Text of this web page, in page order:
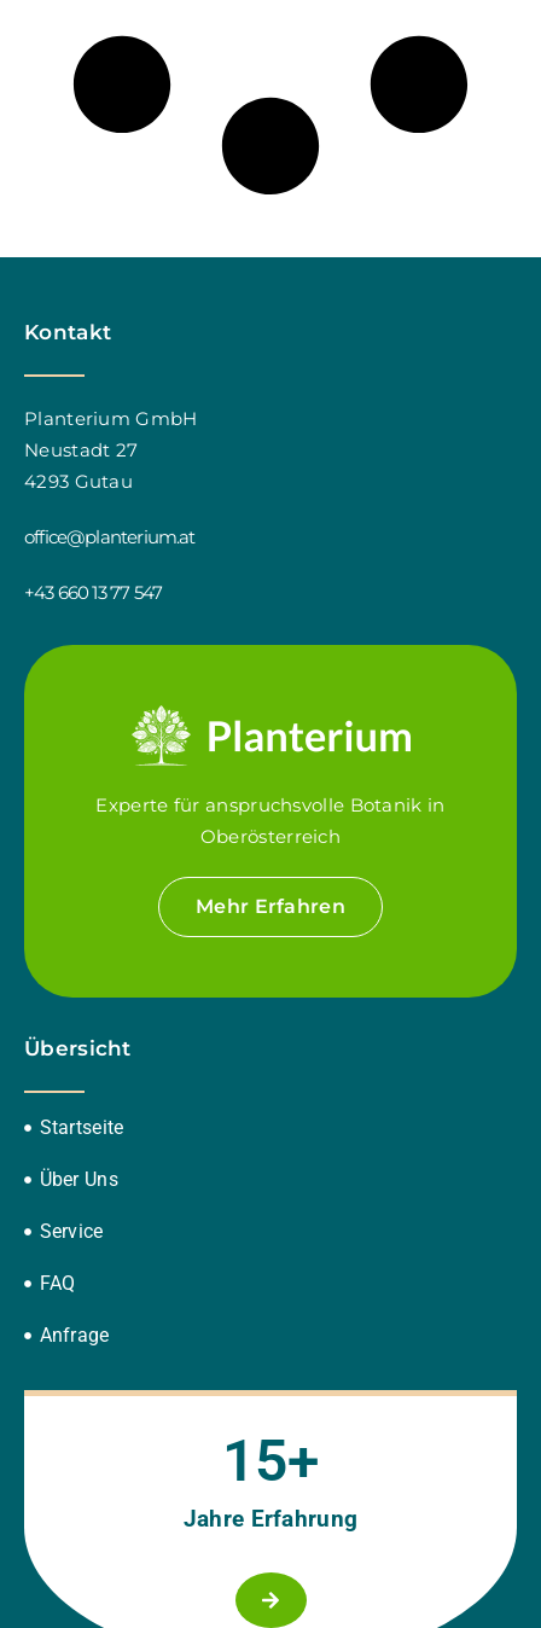
Kontakt
Planterium GmbH
Neustadt 27
4293 Gutau
office@planterium.at
+43 660 13 77 547
Experte für anspruchsvolle Botanik in
Oberösterreich
Mehr Erfahren
Übersicht
Startseite
Über Uns
Service
FAQ
Anfrage
Jahre Erfahrung
15+